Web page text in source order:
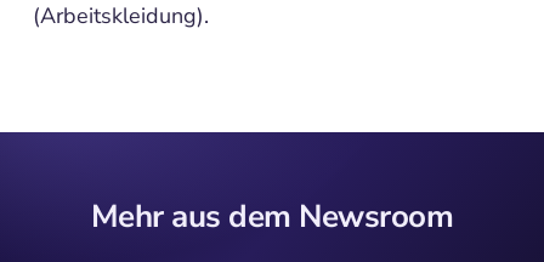
(Arbeitskleidung).
Mehr aus dem Newsroom